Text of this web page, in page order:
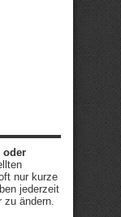
oder
nur kurze
jederzeit
zu ändern.